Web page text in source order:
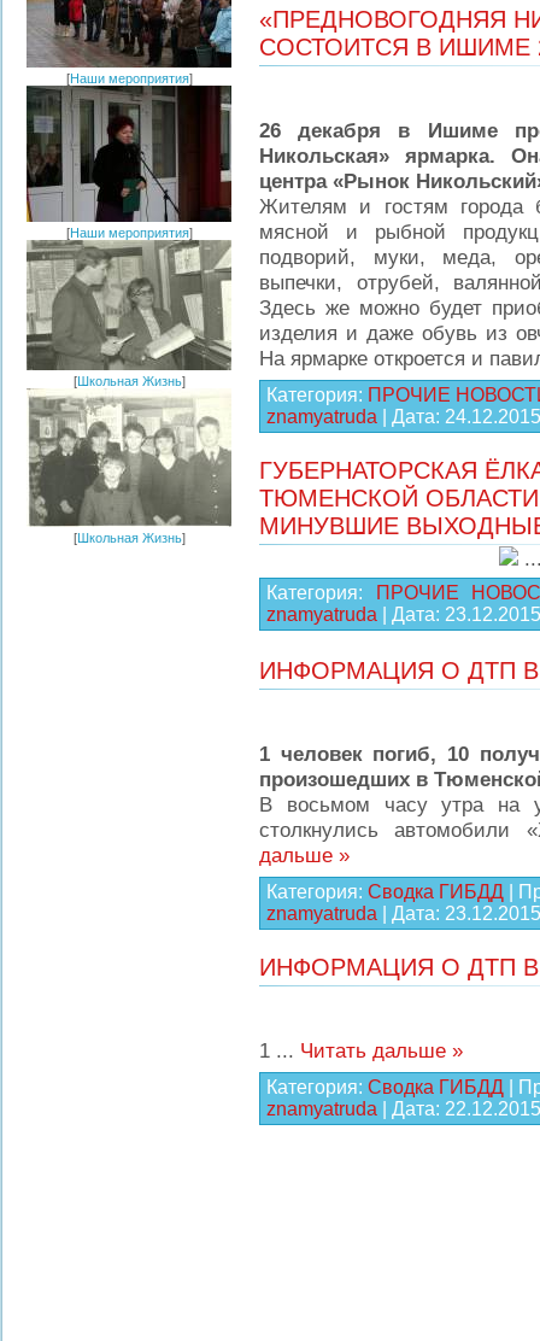
[Наши мероприятия]
[Наши мероприятия]
[Школьная Жизнь]
[Школьная Жизнь]
«ПРЕДНОВОГОДНЯЯ
СОСТОИТСЯ В ИШИМЕ
26 декабря в Ишиме
Никольская» ярмарка.
центра «Рынок
Жителям и гостям города
мясной и рыбной
подворий, муки, меда,
выпечки, отрубей,
Здесь же можно будет
изделия и даже обувь из
На ярмарке откроется и
Категория: ПРОЧИЕ
znamyatruda | Дата: 24.12.2015
ГУБЕРНАТОРСКАЯ
ТЮМЕНСКОЙ
МИНУВШИЕ
Категория:
ПРОЧИЕ
znamyatruda | Дата: 23.12.2015
ИНФОРМАЦИЯ О ДТП
1 человек погиб, 10
произошедших в
В восьмом часу утра на
столкнулись
дальше »
Категория: Сводка ГИБДД |
znamyatruda | Дата: 23.12.2015
ИНФОРМАЦИЯ О ДТП
1 ... Читать дальше »
Категория: Сводка ГИБДД |
znamyatruda | Дата: 22.12.2015